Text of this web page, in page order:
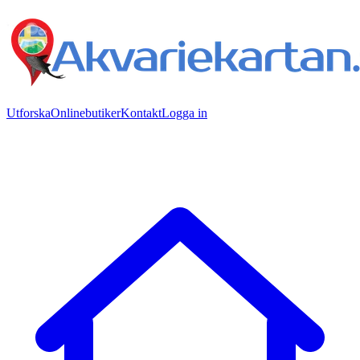
UtforskaOnlinebutikerKontaktLogga in